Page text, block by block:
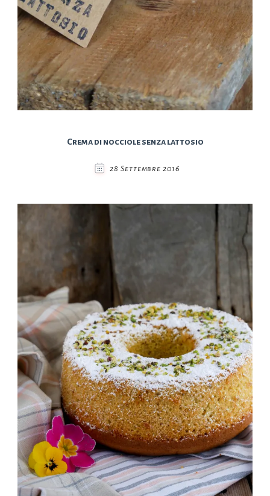
Crema di nocciole senza lattosio
28 Settembre 2016